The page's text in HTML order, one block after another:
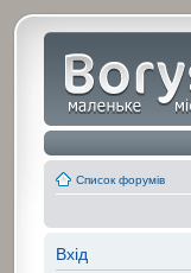
Список форумів
Вхід